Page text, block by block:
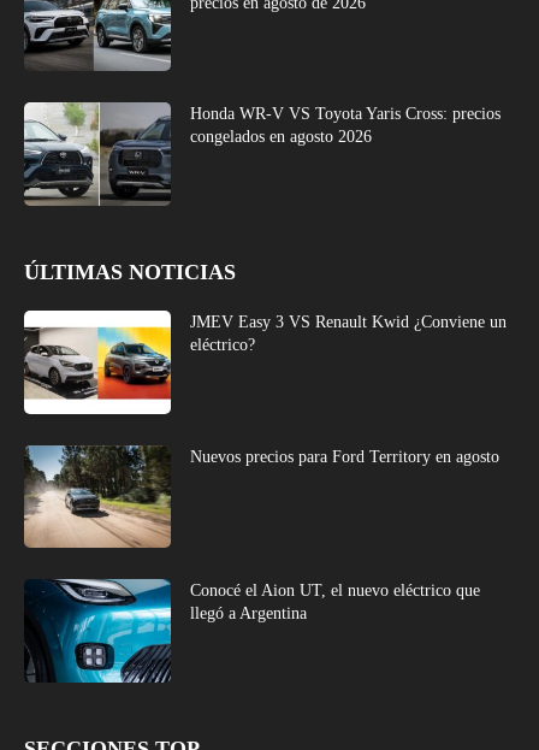
Honda WR-V VS Toyota Yaris Cross: precios
congelados en agosto 2026
ÚLTIMAS NOTICIAS
JMEV Easy 3 VS Renault Kwid ¿Conviene un
eléctrico?
Nuevos precios para Ford Territory en agosto
Conocé el Aion UT, el nuevo eléctrico que
llegó a Argentina